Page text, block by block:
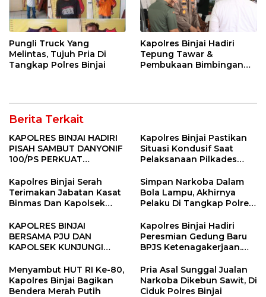
Pungli Truck Yang
Melintas, Tujuh Pria Di
Tangkap Polres Binjai
Kapolres Binjai Hadiri
Tepung Tawar &
Pembukaan Bimbingan
Berita Terkait
KAPOLRES BINJAI HADIRI
PISAH SAMBUT DANYONIF
100/PS PERKUAT
Kapolres Binjai Pastikan
Situasi Kondusif Saat
Pelaksanaan Pilkades
Kapolres Binjai Serah
Terimakan Jabatan Kasat
Binmas Dan Kapolsek
Simpan Narkoba Dalam
Bola Lampu, Akhirnya
Pelaku Di Tangkap Polres
KAPOLRES BINJAI
BERSAMA PJU DAN
KAPOLSEK KUNJUNGI
BINJAI
Kapolres Binjai Hadiri
Peresmian Gedung Baru
BPJS Ketenagakerjaan.
Menyeluruh bagi Pekerja”
Menyambut HUT RI Ke-80,
Kapolres Binjai Bagikan
Bendera Merah Putih
Pria Asal Sunggal Jualan
Narkoba Dikebun Sawit, Di
Ciduk Polres Binjai